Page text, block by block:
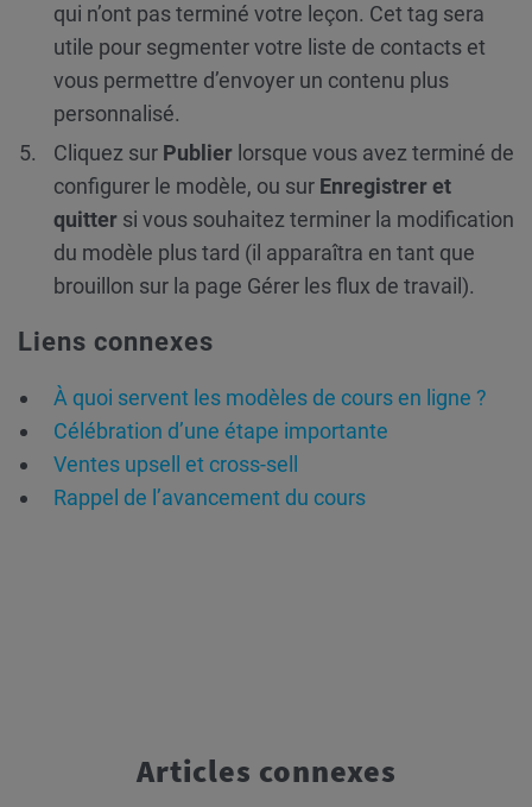
qui n’ont pas terminé votre leçon. Cet tag sera
utile pour segmenter votre liste de contacts et
vous permettre d’envoyer un contenu plus
personnalisé.
Cliquez sur Publier lorsque vous avez terminé de
configurer le modèle, ou sur Enregistrer et
quitter si vous souhaitez terminer la modification
du modèle plus tard (il apparaîtra en tant que
brouillon sur la page Gérer les flux de travail).
Liens connexes
À quoi servent les modèles de cours en ligne ?
Célébration d’une étape importante
Ventes upsell et cross-sell
Rappel de l’avancement du cours
Articles connexes